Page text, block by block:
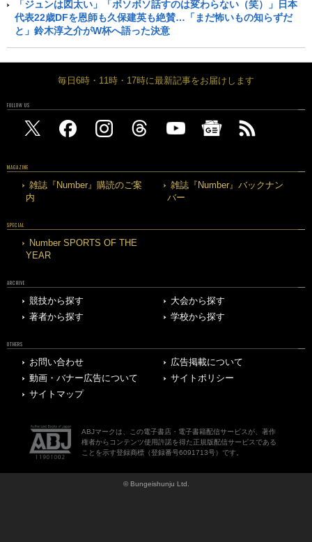
「ジュンは図太い」「ボソボソ話すのは変わらない（笑）」日本
代表22歳DFを恩師も久保建英も絶賛…「まだ怖いもの知らずだ
と」鈴木淳之介がW杯へ語った決意
毎日6時・11時・17時に最新記事をお届けします
FOLLOW US
MAGAZINE
雑誌『Number』購読のご案
内
雑誌『Number』バックナン
バー
SPECIAL
Number SPORTS OF THE
YEAR
ARCHIVE
競技から探す
大会から探す
著者から探す
学校から探す
OTHERS
お問い合わせ
広告掲載について
動画・バナー広告について
サイトポリシー
サイトマップ
ABJマークは、この電子書店・電子書籍配信サービスが、著作
権者からコンテンツ使用許諾を得た正規版配信サービスである
ことを示す登録商標（登録番号6091713号）です。
© Bungeishunju Ltd.